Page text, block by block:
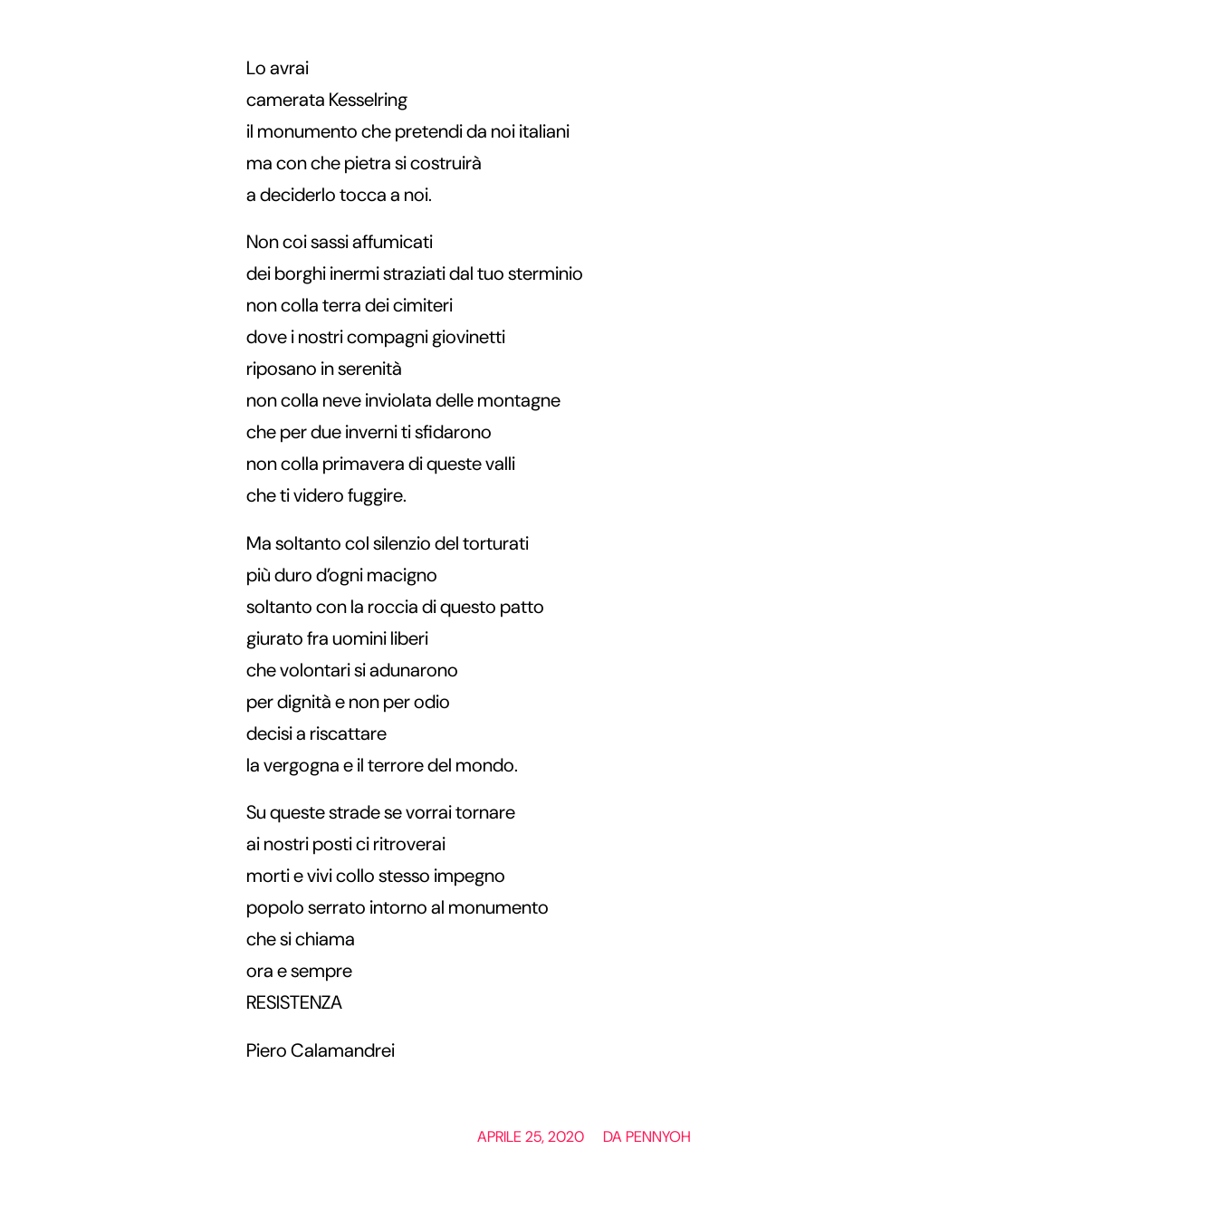
Lo avrai
camerata Kesselring
il monumento che pretendi da noi italiani
ma con che pietra si costruirà
a deciderlo tocca a noi.
Non coi sassi affumicati
dei borghi inermi straziati dal tuo sterminio
non colla terra dei cimiteri
dove i nostri compagni giovinetti
riposano in serenità
non colla neve inviolata delle montagne
che per due inverni ti sfidarono
non colla primavera di queste valli
che ti videro fuggire.
Ma soltanto col silenzio del torturati
più duro d’ogni macigno
soltanto con la roccia di questo patto
giurato fra uomini liberi
che volontari si adunarono
per dignità e non per odio
decisi a riscattare
la vergogna e il terrore del mondo.
Su queste strade se vorrai tornare
ai nostri posti ci ritroverai
morti e vivi collo stesso impegno
popolo serrato intorno al monumento
che si chiama
ora e sempre
RESISTENZA
Piero Calamandrei
APRILE 25, 2020
/ DAPENNYOH